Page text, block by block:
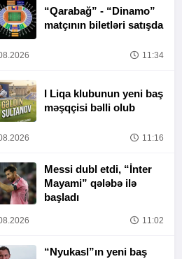
“Qarabağ” - “Dinamo”
matçının biletləri satışda
11:34
I Liqa klubunun yeni baş
məşqçisi bəlli olub
11:16
Messi dubl etdi, “İnter
Mayami” qələbə ilə
başladı
11:02
“Nyukasl”ın yeni baş